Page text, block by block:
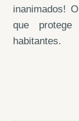
inanimados!
que
habitantes.